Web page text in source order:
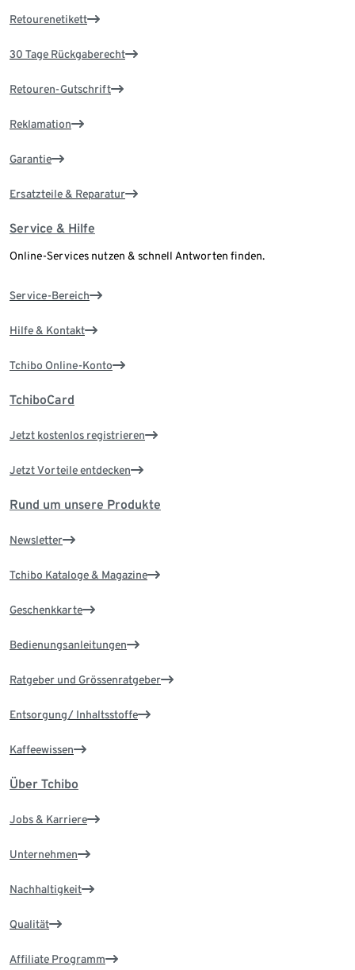
Retourenetikett
30 Tage Rückgaberecht
Retouren-Gutschrift
Reklamation
Garantie
Ersatzteile & Reparatur
Service & Hilfe
Online-Services nutzen & schnell Antworten finden.
Service-Bereich
Hilfe & Kontakt
Tchibo Online-Konto
TchiboCard
Jetzt kostenlos registrieren
Jetzt Vorteile entdecken
Rund um unsere Produkte
Newsletter
Tchibo Kataloge & Magazine
Geschenkkarte
Bedienungsanleitungen
Ratgeber und Grössenratgeber
Entsorgung/ Inhaltsstoffe
Kaffeewissen
Über Tchibo
Jobs & Karriere
Unternehmen
Nachhaltigkeit
Qualität
Affiliate Programm